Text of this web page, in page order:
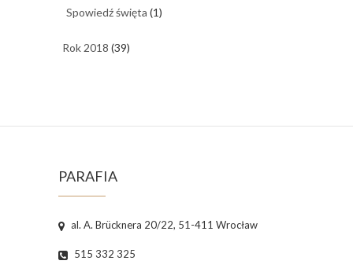
Spowiedź święta (1)
Rok 2018 (39)
PARAFIA
al. A. Brücknera 20/22, 51-411 Wrocław
515 332 325